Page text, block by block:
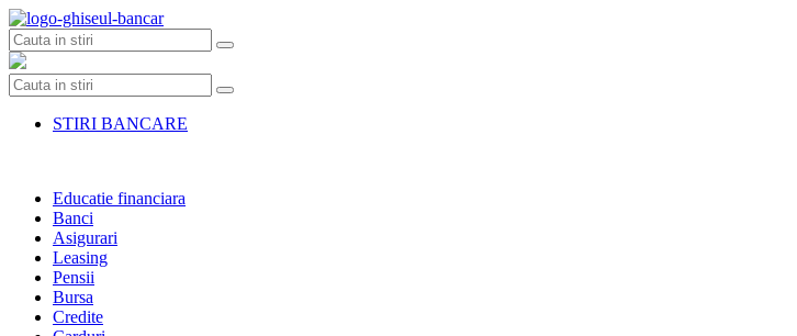
Skip
to
content
STIRI BANCARE
Educatie financiara
Banci
Asigurari
Leasing
Pensii
Bursa
Credite